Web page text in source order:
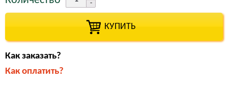
КУПИТЬ
Как заказать?
Как оплатить?